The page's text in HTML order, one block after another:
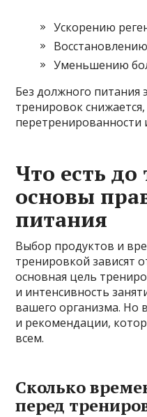
Ускорению
Уменьшению
Без должного питания
тренировок снижается,
перетренированности
Что есть
основы
питания
Выбор продуктов и
тренировкой зависят
основная цель
и интенсивность
вашего организма. Но
и рекомендации,
всем.
Сколько
перед